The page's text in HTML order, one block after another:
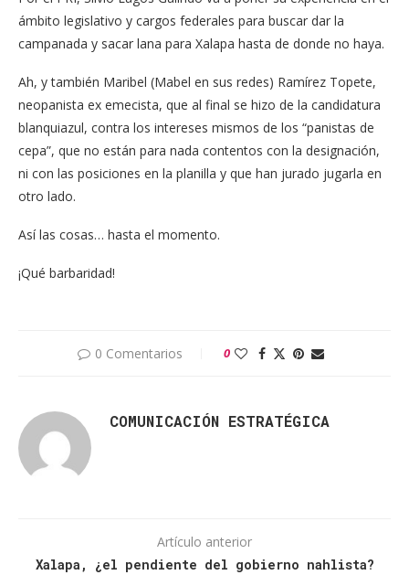
ámbito legislativo y cargos federales para buscar dar la
campanada y sacar lana para Xalapa hasta de donde no haya.
Ah, y también Maribel (Mabel en sus redes) Ramírez Topete,
neopanista ex emecista, que al final se hizo de la candidatura
blanquiazul, contra los intereses mismos de los “panistas de
cepa”, que no están para nada contentos con la designación,
ni con las posiciones en la planilla y que han jurado jugarla en
otro lado.
Así las cosas… hasta el momento.
¡Qué barbaridad!
0 Comentarios 0
COMUNICACIÓN ESTRATÉGICA
Artículo anterior
Xalapa, ¿el pendiente del gobierno nahlista?